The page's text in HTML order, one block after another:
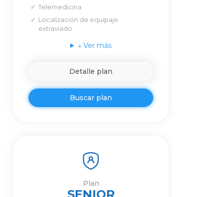
Telemedicina
Localización de equipaje
extraviado
↓ Ver más
Detalle plan
Buscar plan
Plan